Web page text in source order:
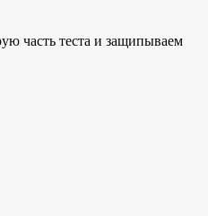
часть теста и защипываем